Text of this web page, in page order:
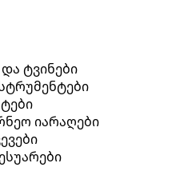
ტვინები
იარაღები